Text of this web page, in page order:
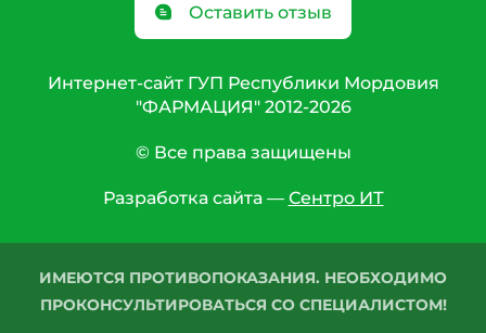
Оставить отзыв
Интернет-сайт ГУП Республики Мордовия
"ФАРМАЦИЯ" 2012-2026
© Все права защищены
Разработка сайта — Сентро ИТ
ИМЕЮТСЯ ПРОТИВОПОКАЗАНИЯ. НЕОБХОДИМО
ПРОКОНСУЛЬТИРОВАТЬСЯ СО СПЕЦИАЛИСТОМ!